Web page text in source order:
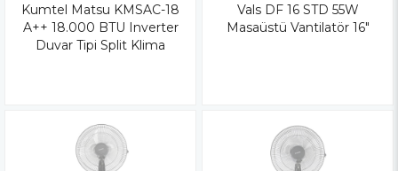
Kumtel Matsu KMSAC-18
A++ 18.000 BTU Inverter
Duvar Tipi Split Klima
Vals DF 16 STD 55W
Masaüstü Vantilatör 16"